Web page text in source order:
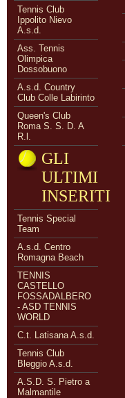
Tennis Club
Ippolito Nievo
A.s.d.
Ass. Tennis
Olimpica
Dossobuono
A.s.d. Country
Club Colle Labirinto
Queen's Club
Roma S. S. D. A
R.l.
GLI
ULTIMI
INSERITI
Tennis Special
Team
A.s.d. Centro
Romagna Beach
TENNIS
CASTELLO
FOSSADALBERO
- ASD TENNIS
WORLD
C.t. Latisana A.s.d.
Tennis Club
Bleggio A.s.d.
A.S.D. S. Pietro a
Malmantile